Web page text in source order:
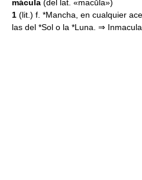
mácula (del lat. «macŭla»)
1 (lit.) f. *Mancha, en cualquier
las del *Sol o la *Luna. ⇒